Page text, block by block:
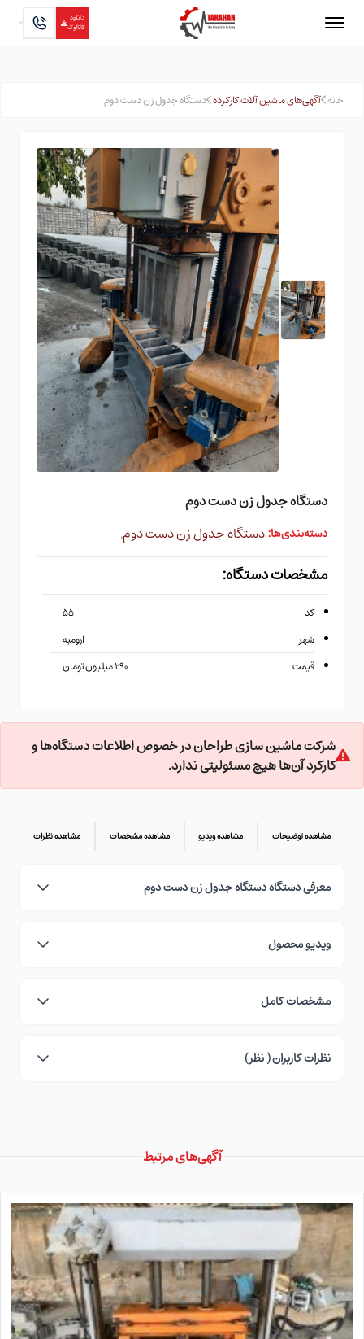
دانلود
کاتالوگ
خانه آگهی‌های ماشین آلات کارکرده دستگاه جدول زن دست دوم
دستگاه جدول زن دست دوم
دسته‌بندی‌ها:دستگاه جدول زن دست دوم,
مشخصات دستگاه:
کد
۵۵
شهر
ارومیه
قیمت
۲۹۰ میلیون تومان
شرکت ماشین سازی طراحان در خصوص اطلاعات دستگاه‌ها و
کارکرد آن‌ها هیچ مسئولیتی ندارد.
مشاهده توضیحات مشاهده ویدیو مشاهده مشخصات مشاهده نظرات
معرفی دستگاه دستگاه جدول زن دست دوم
ویدیو محصول
مشخصات کامل
نظرات کاربران ( نظر)
آگهی‌های مرتبط